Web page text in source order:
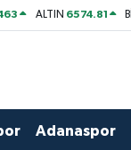
ALTIN 6574.81
Adanaspor